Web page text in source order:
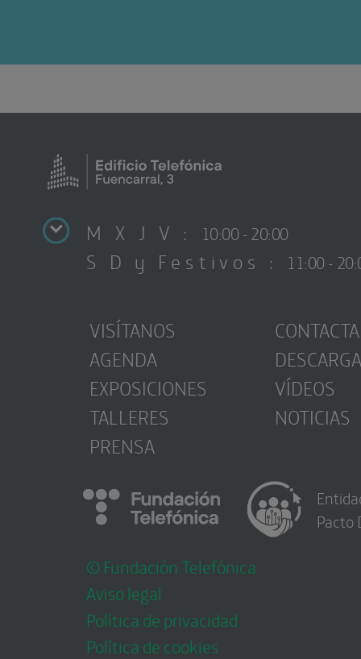
M X J V : 10:00 - 20:00
S D y Festivos : 11:00 -
VISÍTANOS
AGENDA
EXPOSICIONES
TALLERES
PRENSA
CONTACTA
VÍDEOS
NOTICIAS
© Fundación Telefónica
Aviso legal
Política de privacidad
Política de cookies
Pacto